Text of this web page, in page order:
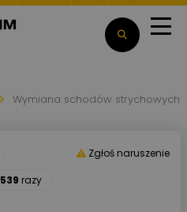
Wymiana schodów strychowych
539 razy
Zgłoś naruszenie